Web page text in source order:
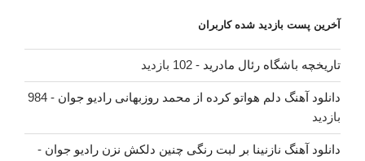
آخرین پست بازدید شده کاربران
تاریخچه باشگاه رئال مادرید - 102 بازدید
دانلود آهنگ دلم هواتو کرده از محمد روزبهانی رادیو جوان
- 984
بازدید
دانلود آهنگ نازنینا بر لبت رنگی چنین دلکش نزن رادیو جوان -